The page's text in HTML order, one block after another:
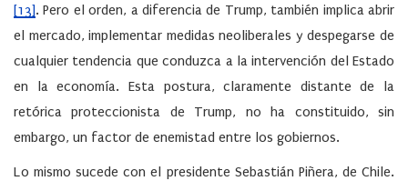
[13]. Pero el orden, a diferencia de Trump, también implica abrir
el mercado, implementar medidas neoliberales y despegarse de
cualquier tendencia que conduzca a la intervención del Estado
en la economía. Esta postura, claramente distante de la
retórica proteccionista de Trump, no ha constituido, sin
embargo, un factor de enemistad entre los gobiernos.
Lo mismo sucede con el presidente Sebastián Piñera, de Chile.